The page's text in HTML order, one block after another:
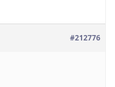
#212776